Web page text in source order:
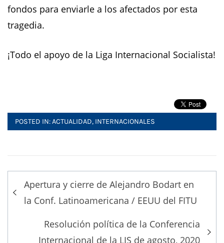
fondos para enviarle a los afectados por esta
tragedia.
¡Todo el apoyo de la Liga Internacional Socialista!
POSTED IN:ACTUALIDAD, INTERNACIONALES
Post
navigation
Apertura y cierre de Alejandro Bodart en
la Conf. Latinoamericana / EEUU del FITU
Resolución política de la Conferencia
Internacional de la LIS de agosto, 2020